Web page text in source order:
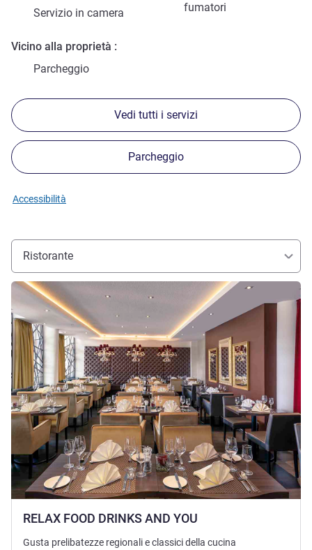
fumatori
Servizio in camera
Vicino alla proprietà
Parcheggio
Vedi tutti i servizi
Parcheggio
Accessibilità
Ristorante
RELAX FOOD DRINKS AND YOU
Visualizza dettagli
Gusta prelibatezze regionali e classici della cucina